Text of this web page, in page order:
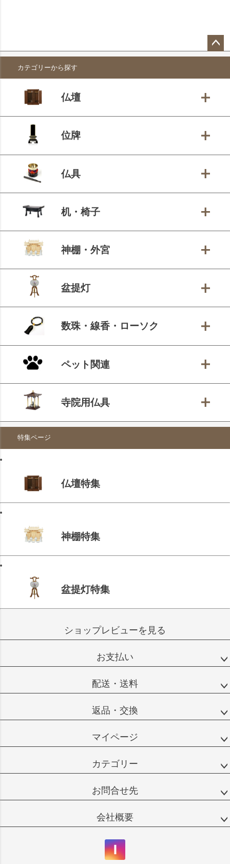
ペー
ップ
カテゴリーから探す
仏壇
位牌
仏具
机・椅子
神棚・外宮
盆提灯
数珠・線香・ローソク
ペット関連
寺院用仏具
特集ページ
仏壇特集
神棚特集
盆提灯特集
ショップレビューを見る
お支払い
配送・送料
返品・交換
マイページ
カテゴリー
お問合せ先
会社概要